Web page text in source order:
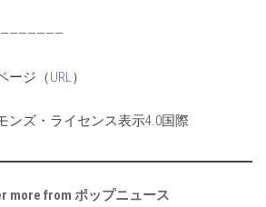
ージ（URL）
ンズ・ライセンス表示4.0国際
more from ポップニュース